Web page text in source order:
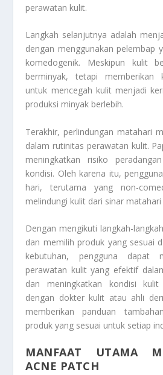
perawatan kulit.
Langkah selanjutnya adalah
dengan menggunakan pelembap
komedogenik. Meskipun kulit
berminyak, tetapi memberikan
untuk mencegah kulit menjadi
produksi minyak berlebih.
Terakhir, perlindungan matahari
dalam rutinitas perawatan kulit.
meningkatkan risiko
kondisi. Oleh karena itu,
hari, terutama yang non-
melindungi kulit dari sinar
Dengan mengikuti langkah-
dan memilih produk yang sesuai
kebutuhan, pengguna dapat
perawatan kulit yang efektif
dan meningkatkan kondisi kulit
dengan dokter kulit atau ahli
memberikan panduan
produk yang sesuai untuk setiap
MANFAAT UTAMA
ACNE PATCH